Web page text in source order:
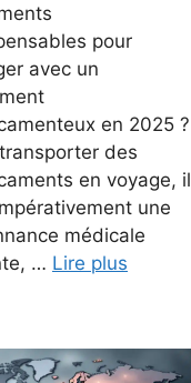
pour
avec un
en 2025 ?
des
en voyage, il
une
médicale
… Lire plus